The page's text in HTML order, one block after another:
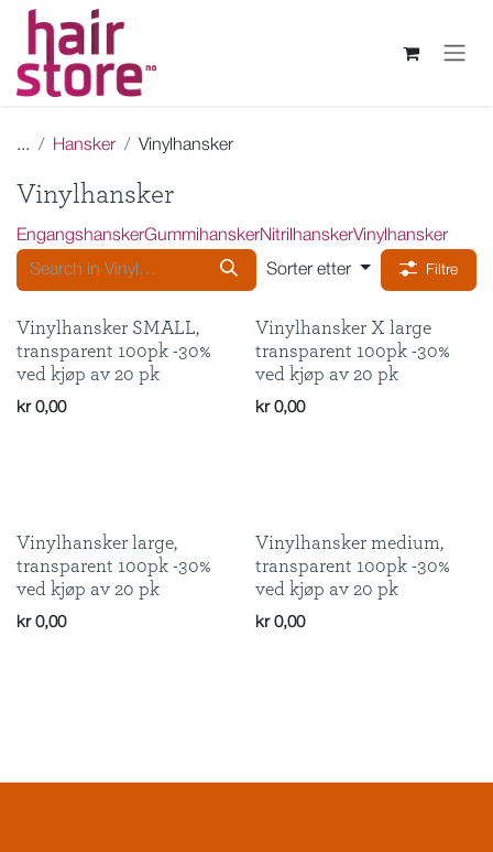
Skip to Content
... Hansker Vinylhansker
Vinylhansker
EngangshanskerGummihanskerNitrilhanskerVinylhansker
Sorter etter Filtre
Vinylhansker SMALL,
transparent 100pk -30%
ved kjøp av 20 pk
kr 0,00
Vinylhansker X large
transparent 100pk -30%
ved kjøp av 20 pk
kr 0,00
Vinylhansker large,
transparent 100pk -30%
ved kjøp av 20 pk
kr 0,00
Vinylhansker medium,
transparent 100pk -30%
ved kjøp av 20 pk
kr 0,00